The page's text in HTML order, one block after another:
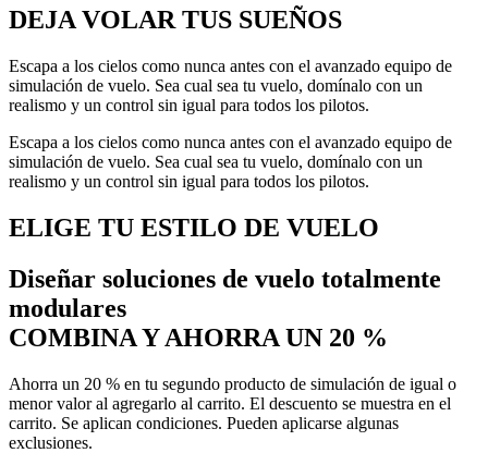
DEJAVOLARTUS SUEÑOS
Escapa a los cielos como nunca antes con el avanzado equipo de
simulación de vuelo. Sea cual sea tu vuelo, domínalo con un
realismo y un control sin igual para todos los pilotos.
Escapa a los cielos como nunca antes con el avanzado equipo de
simulación de vuelo. Sea cual sea tu vuelo, domínalo con un
realismo y un control sin igual para todos los pilotos.
ELIGE TU ESTILO DE VUELO
Diseñar soluciones de vuelo totalmente
modulares
COMBINA Y AHORRA UN 20 %
Ahorra un 20 % en tu segundo producto de simulación de igual o
menor valor al agregarlo al carrito. El descuento se muestra en el
carrito. Se aplican condiciones. Pueden aplicarse algunas
exclusiones.